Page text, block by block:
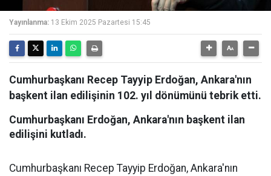
Yayınlanma: 13 Ekim 2025 Pazartesi 15:45
Cumhurbaşkanı Recep Tayyip Erdoğan, Ankara'nın
başkent ilan edilişinin 102. yıl dönümünü tebrik etti.
Cumhurbaşkanı Erdoğan, Ankara'nın başkent ilan
edilişini kutladı.
Cumhurbaşkanı Recep Tayyip Erdoğan, Ankara'nın